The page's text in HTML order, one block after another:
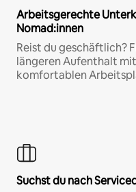
Arbeitsgerechte
Nomad:innen
Reist du geschäftlich?
längeren Aufenthalt
komfortablen
Suchst du nach